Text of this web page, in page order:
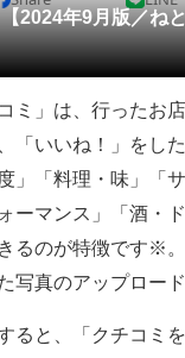
合ページ
トレンド
スの未来
て選べる
ヒント
2024年9月版／ね
ミ」は、行ったお
「いいね！」をし
」「料理・味」「
ーマンス」「酒・
るのが特徴です※
写真のアップロード
ると、「クチコミ